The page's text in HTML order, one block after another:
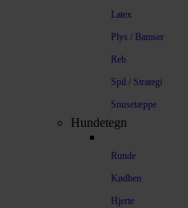
Latex
Plys / Bamser
Reb
Spil / Strategi
Snusetæppe
Hundetegn
Runde
Kødben
Hjerte